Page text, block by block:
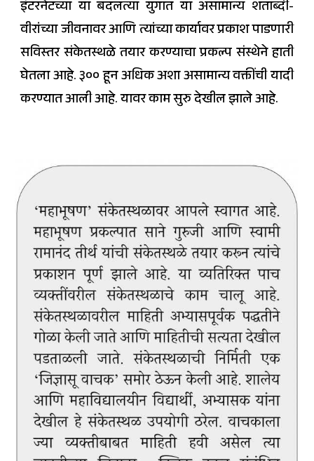
इंटरनेटच्या या बदलत्या युगात या असामान्य शताब्दी-
वीरांच्या जीवनावर आणि त्यांच्या कार्यावर प्रकाश पाडणारी
सविस्तर संकेतस्थळे तयार करण्याचा प्रकल्प संस्थेने हाती
घेतला आहे. ३०० हून अधिक अशा असामान्य वक्तींची यादी
करण्यात आली आहे. यावर काम सुरु देखील झाले आहे.